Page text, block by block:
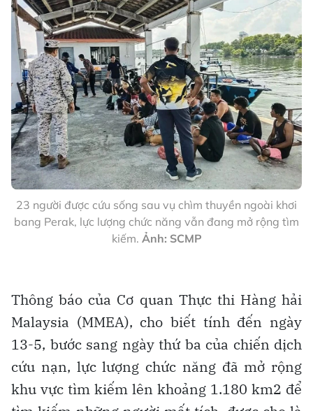
23 người được cứu sống sau vụ chìm thuyền ngoài khơi
bang Perak, lực lượng chức năng vẫn đang mở rộng tìm
kiếm. Ảnh: SCMP
Thông báo của Cơ quan Thực thi Hàng hải
Malaysia (MMEA), cho biết tính đến ngày
13-5, bước sang ngày thứ ba của chiến dịch
cứu nạn, lực lượng chức năng đã mở rộng
khu vực tìm kiếm lên khoảng 1.180 km2 để